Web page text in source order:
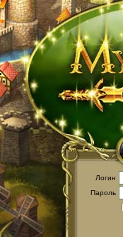
Логин
Пароль